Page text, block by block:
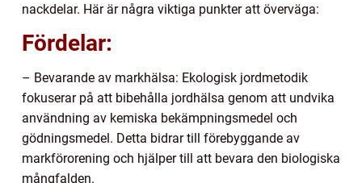
nackdelar. Här är några viktiga punkter att överväga:
Fördelar:
– Bevarande av markhälsa: Ekologisk jordmetodik
fokuserar på att bibehålla jordhälsa genom att undvika
användning av kemiska bekämpningsmedel och
gödningsmedel. Detta bidrar till förebyggande av
markförorening och hjälper till att bevara den biologiska
mångfalden.